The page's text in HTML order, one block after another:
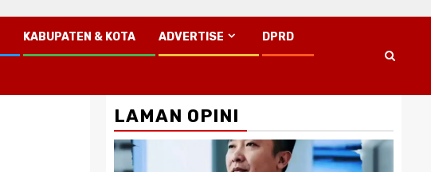
KABUPATEN & KOTA ADVERTISE DPRD
LAMAN OPINI